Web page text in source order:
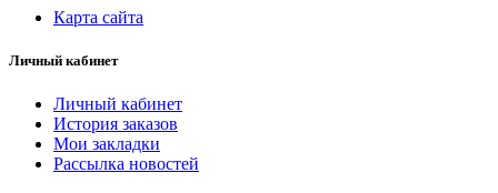
Карта сайта
Личный кабинет
Личный кабинет
История заказов
Мои закладки
Рассылка новостей